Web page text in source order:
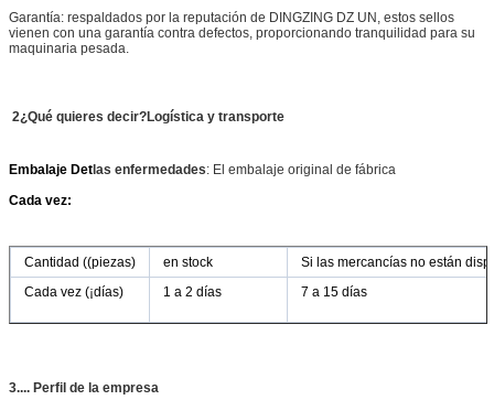
Garantía: respaldados por la reputación de DINGZING DZ UN, estos sellos
vienen con una garantía contra defectos, proporcionando tranquilidad para su
maquinaria pesada.
2¿Qué quieres decir?Logística y transporte
Embalaje Detlas enfermedades: El embalaje original de fábrica
Cada vez:
Cantidad ((piezas) en stock
Si las mercancías no están
Cada vez (¡días)
1 a 2 días 7 a 15 días
3.... Perfil de la empresa